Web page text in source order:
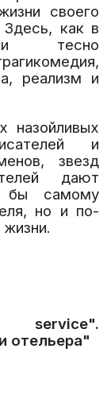
своего
Здесь, как в
тесно
реализм и
назойливых
и
звезд
дают
бы самому
но и по-
service".
отельера"